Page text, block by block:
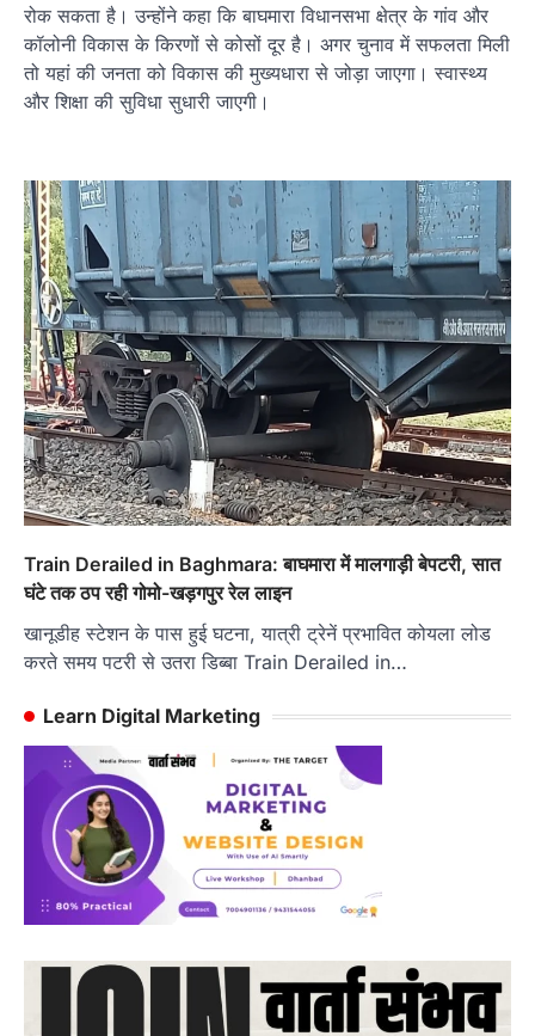
रोक सकता है। उन्होंने कहा कि बाघमारा विधानसभा क्षेत्र के गांव और
कॉलोनी विकास के किरणों से कोसों दूर है। अगर चुनाव में सफलता मिली
तो यहां की जनता को विकास की मुख्‍यधारा से जोड़ा जाएगा। स्वास्थ्‍य
और शिक्षा की सुविधा सुधारी जाएगी।
Train Derailed in Baghmara: बाघमारा में मालगाड़ी बेपटरी, सात
घंटे तक ठप रही गोमो-खड़गपुर रेल लाइन
खानूडीह स्टेशन के पास हुई घटना, यात्री ट्रेनें प्रभावित कोयला लोड
करते समय पटरी से उतरा डिब्बा Train Derailed in…
Learn Digital Marketing